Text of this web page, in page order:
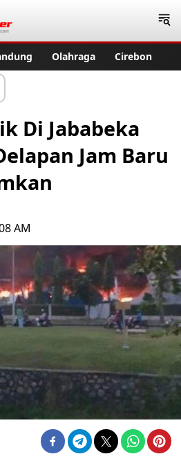
Olahraga Cirebon
Di Jababeka
Jam Baru
AM